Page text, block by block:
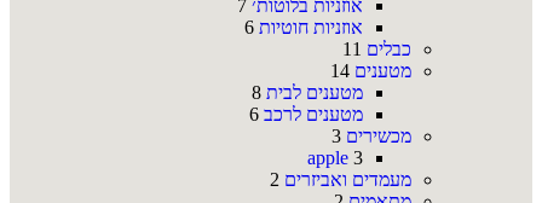
אוזניות בלוטות׳ 7
אוזניות חוטיות 6
כבלים 11
מטענים 14
מטענים לבית 8
מטענים לרכב 6
מכשירים 3
apple 3
מעמדים ואביזרים 2